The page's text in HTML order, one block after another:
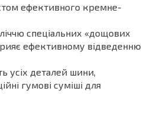
ефективного кремне-
спеціальних «дощових
ефективному відведенню
усіх деталей шини,
гумові суміші для